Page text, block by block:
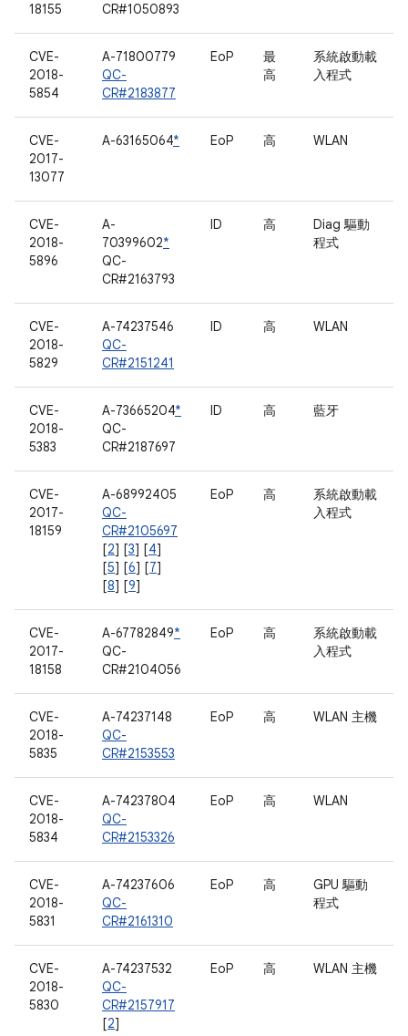
18155
CR#1050893
CVE-
2018-
5854
A-71800779
QC-
CR#2183877
EoP
最
高
系統啟動載
入程式
CVE-
2017-
13077
A-63165064* EoP 高 WLAN
CVE-
2018-
5896
A-
70399602*
QC-
CR#2163793
ID 高
Diag 驅動
程式
CVE-
2018-
5829
A-74237546
QC-
CR#2151241
ID 高 WLAN
CVE-
2018-
5383
A-73665204*
QC-
CR#2187697
ID 高 藍牙
CVE-
2017-
18159
A-68992405
QC-
CR#2105697
[2] [3] [4]
[5] [6] [7]
[8] [9]
EoP 高
系統啟動載
入程式
CVE-
2017-
18158
A-67782849*
QC-
CR#2104056
EoP 高
系統啟動載
入程式
CVE-
2018-
5835
A-74237148
QC-
CR#2153553
EoP 高 WLAN 主機
CVE-
2018-
5834
A-74237804
QC-
CR#2153326
EoP 高 WLAN
CVE-
2018-
5831
A-74237606
QC-
CR#2161310
EoP 高
GPU 驅動
程式
CVE-
2018-
5830
A-74237532
QC-
CR#2157917
[2]
EoP 高 WLAN 主機